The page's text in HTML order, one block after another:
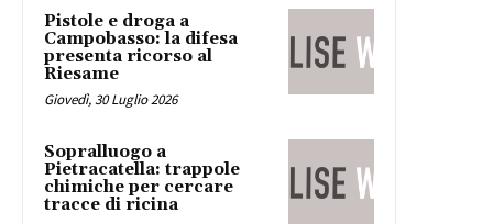
Pistole e droga a
Campobasso: la difesa
presenta ricorso al
Riesame
Giovedì, 30 Luglio 2026
Sopralluogo a
Pietracatella: trappole
chimiche per cercare
tracce di ricina